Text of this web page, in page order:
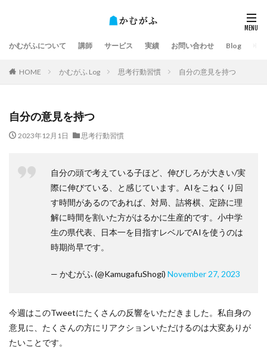
かむがふについて 講師 サービス 実績 お問い合わせ Blog
HOME かむがふ Log 思考行動習慣 自分の意見を持つ
自分の意見を持つ
2023年12月1日 思考行動習慣
自分の頭で考えている子ほど、伸びしろが大きい/実
際に伸びている、と感じています。AIをこねくり回
す時間があるのであれば、対局、詰将棋、定跡に理
解に時間を割いた方がはるかに生産的です。小中学
生の県代表、日本一を目指すレベルでAIを使うのは
時期尚早です。
— かむがふ (@KamugafuShogi) November 27, 2023
今週はこのTweetにたくさんの反響をいただきました。私自身の
意見に、たくさんの方にリアクションいただけるのは大変ありが
たいことです。